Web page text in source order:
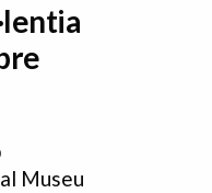
Museu